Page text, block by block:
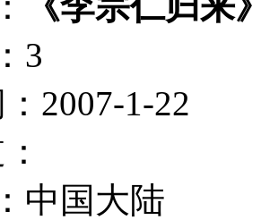
3
2007-1-22
国大陆